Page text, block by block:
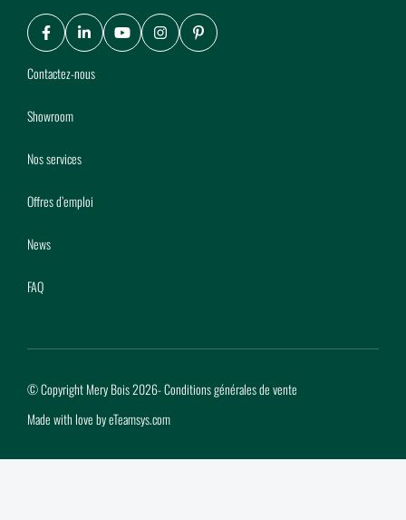
Facebook
LinkedIn
YoutubeInstagram
Pinterest
Contactez-nous
Showroom
Nos services
Offres d’emploi
News
FAQ
© Copyright Mery Bois 2026-Conditions générales de vente
Made with love byeTeamsys.com